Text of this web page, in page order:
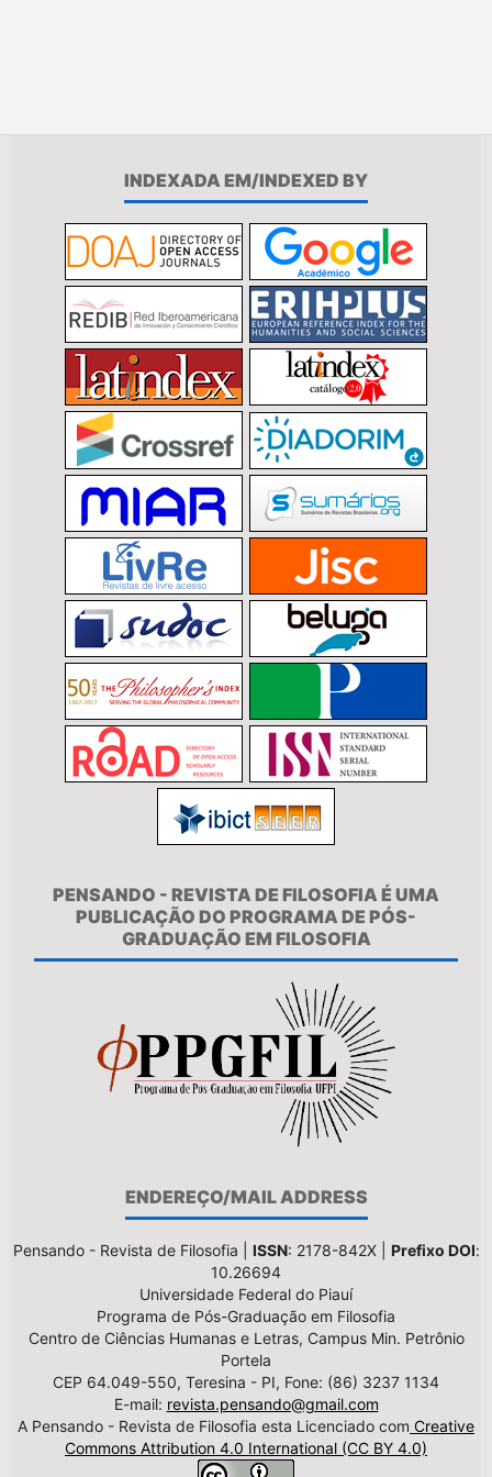
INDEXADA EM/INDEXED BY
PENSANDO - REVISTA DE FILOSOFIA É UMA
PUBLICAÇÃO DO PROGRAMA DE PÓS-
GRADUAÇÃO EM FILOSOFIA
ENDEREÇO/MAIL ADDRESS
Pensando - Revista de Filosofia | ISSN: 2178-842X | Prefixo DOI:
10.26694
Universidade Federal do Piauí
Programa de Pós-Graduação em Filosofia
Centro de Ciências Humanas e Letras, Campus Min. Petrônio
Portela
CEP 64.049-550, Teresina - PI, Fone: (86) 3237 1134
E-mail: revista.pensando@gmail.com
A Pensando - Revista de Filosofia esta Licenciado com Creative
Commons Attribution 4.0 International (CC BY 4.0)